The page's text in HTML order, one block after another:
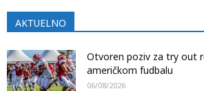
AKTUELNO
Otvoren poziv za try out
američkom fudbalu
06/08/2026